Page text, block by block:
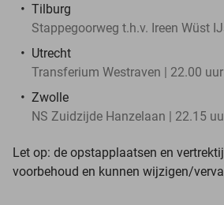
Tilburg
Stappegoorweg t.h.v. Ireen Wüst
Utrecht
Transferium Westraven | 22.00 uur
Zwolle
NS Zuidzijde Hanzelaan | 22.15
Let op: de opstapplaatsen en
voorbehoud en kunnen wijzigen/